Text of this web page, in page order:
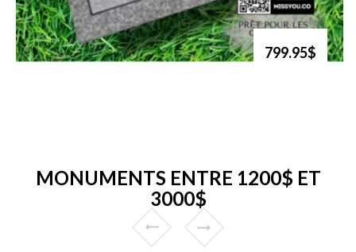
799.95$
MONUMENTS ENTRE 1200$ ET
3000$